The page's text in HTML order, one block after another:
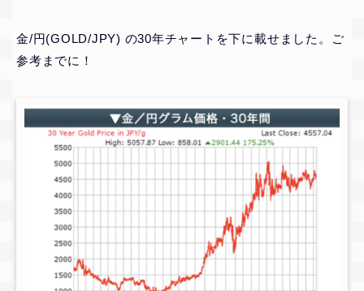
金/円(GOLD/JPY) の30年チャートを下に載せました。ご
参考までに！